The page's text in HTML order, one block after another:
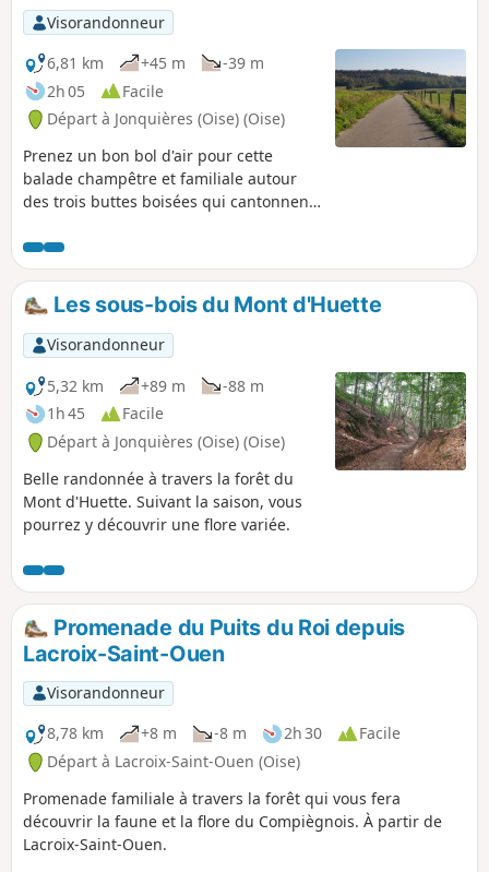
Visorandonneur
6,81 km
+45 m
-39 m
2h 05
Facile
Départ à Jonquières (Oise) (Oise)
Prenez un bon bol d'air pour cette
balade champêtre et familiale autour
des trois buttes boisées qui cantonnent
et le Mont d'Huette.
Les sous-bois du Mont d'Huette
Visorandonneur
5,32 km
+89 m
-88 m
1h 45
Facile
Départ à Jonquières (Oise) (Oise)
Belle randonnée à travers la forêt du
Mont d'Huette. Suivant la saison, vous
pourrez y découvrir une flore variée.
Promenade du Puits du Roi depuis
Lacroix-Saint-Ouen
Visorandonneur
8,78 km
+8 m -8 m 2h 30
Facile
Départ à Lacroix-Saint-Ouen (Oise)
Promenade familiale à travers la forêt qui vous fera
découvrir la faune et la flore du Compiègnois. À partir de
Lacroix-Saint-Ouen.